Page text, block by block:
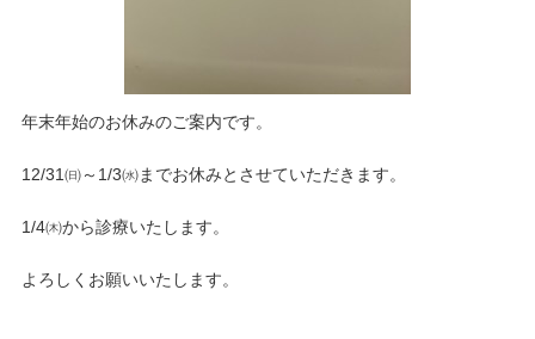
年末年始のお休みのご案内です。
12/31㈰～1/3㈬までお休みとさせていただきます。
1/4㈭から診療いたします。
よろしくお願いいたします。